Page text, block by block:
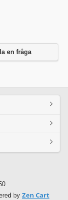
en fråga
by Zen Cart